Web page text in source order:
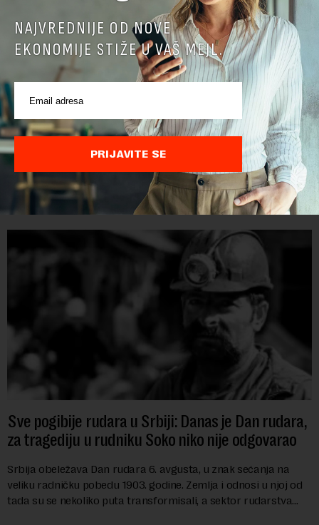
Papua Nova Gvineja potvrdila učešće na Ekspo
2027
Papua Nova Gvineja jedna je od 141 međunarodne učesnice
koje su do sada potvrdile učešće na specijalizovanoj
međunarodnoj izložbi "Ekspu 2027" Beograd, gde će predstaviti
i kao državu sa najvećom jezičkom ra...
Sve pogibije rudara u Srbiji: Danas je Dan rudara,
za tragediju u rudniku Soko niko nije odgovarao
Srbija obeležava Dan rudara 6. avgusta, u znak sećanja na
veliku radničku pobedu 1903. godine. Zemlja i odnosi u njoj od
tada su se nekoliko puta transformisali, a sektor rudarstva
NAJVREDNIJE OD NOVE
EKONOMIJE STIŽE U VAŠ MEJL.
PRIJAVITE SE